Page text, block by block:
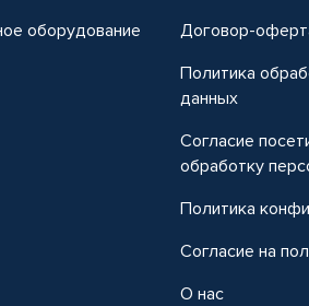
оборудование
Договор-
Политика
данных
Согласие
обработку
Политика
Согласие на
О нас